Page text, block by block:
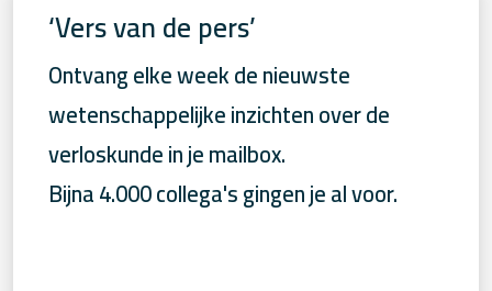
‘Vers van de pers’
Ontvang elke week de nieuwste
wetenschappelijke inzichten over de
verloskunde in je mailbox.
Bijna 4.000 collega's gingen je al voor.